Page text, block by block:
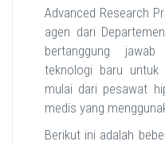
Advanced Research
agen dari
bertanggung
teknologi baru untuk
mulai dari pesawat
medis yang
Berikut ini adalah